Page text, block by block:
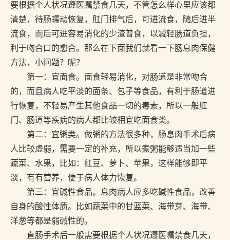
要根据个人状况遵医嘱禁食几天，不管怎么样心里应该都
清楚，待肠蠕动恢复，肛门排气后，可进流食，随后进半
流食，而后可进容易消化的少渣普食，以减轻肠道负担，
利于吻合口的愈合。那么在下面我们就看一下肠息肉保健
方法，小问题？呢？
第一：宜面食。面食轻易消化，对肠道是非常吻合
的，而且病人吃平淡的面条、包子等食品，有利于肠道进
行恢复，不轻易产生其他食品一切的毒素，所以一般肛
门、肠道等疾病的病人都比较相宜吃面食类。
第二：宜粥类。做粥的方法很多种，肠息肉手术后病
人比较虚弱，需要一定的补充，所以煮粥能够适当加一些
蔬菜、水果，比如：红豆、萝卜、苹果，这样能够即平
淡，有有营养，便于病人体力恢复。
第三：宜碱性食品。息肉病人应多吃碱性食品，改善
自身的酸性体质。比如蔬菜中的甘蓝菜、海带芽、海带、
洋葱等都是弱碱性的。
直肠手术后一般需要根据个人状况遵医嘱禁食几天，